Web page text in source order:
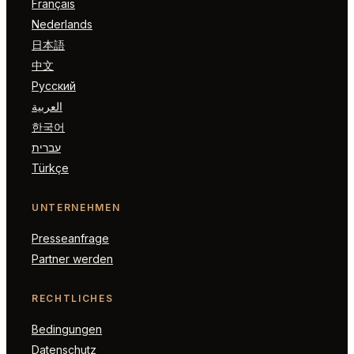
Français
Nederlands
日本語
中文
Русский
العربية
한국어
עברית
Türkçe
UNTERNEHMEN
Presseanfrage
Partner werden
RECHTLICHES
Bedingungen
Datenschutz